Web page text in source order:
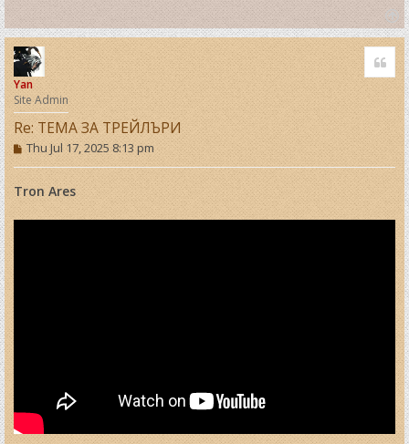
T
o
p
Yan
Site Admin
Re: ТЕМА ЗА ТРЕЙЛЪРИ
P
o
s
t
Thu Jul 17, 2025 8:13 pm
Tron Ares